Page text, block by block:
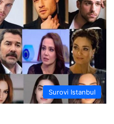
Surovi Istanbul